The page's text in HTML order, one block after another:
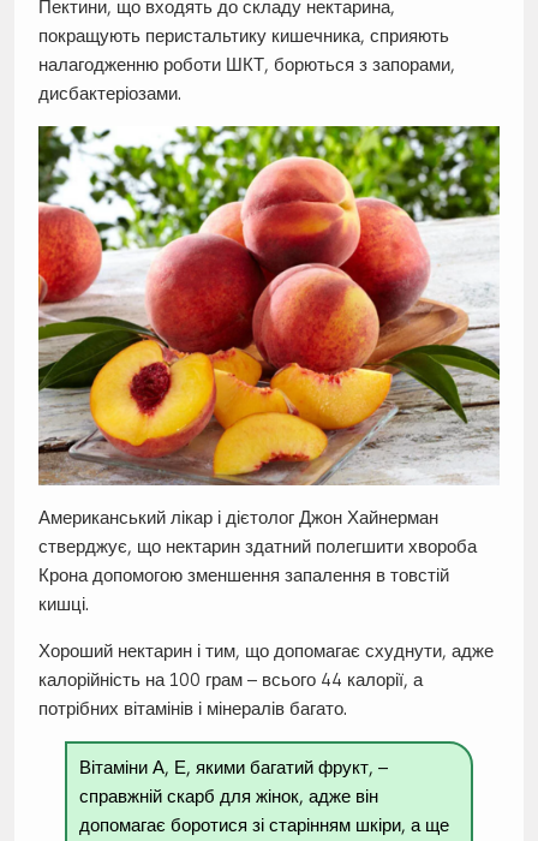
Пектини, що входять до складу нектарина,
покращують перистальтику кишечника, сприяють
налагодженню роботи ШКТ, борються з запорами,
дисбактеріозами.
Американський лікар і дієтолог Джон Хайнерман
стверджує, що нектарин здатний полегшити хвороба
Крона допомогою зменшення запалення в товстій
кишці.
Хороший нектарин і тим, що допомагає схуднути, адже
калорійність на 100 грам – всього 44 калорії, а
потрібних вітамінів і мінералів багато.
Вітаміни А, Е, якими багатий фрукт, –
справжній скарб для жінок, адже він
допомагає боротися зі старінням шкіри, а ще